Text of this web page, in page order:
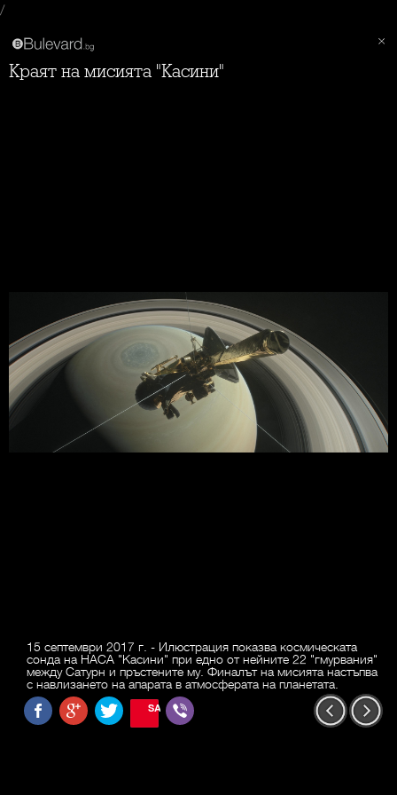
/
Краят на мисията "Касини"
15 септември 2017 г. - Илюстрация показва космическата
сонда на НАСА "Касини" при едно от нейните 22 "гмурвания"
между Сатурн и пръстените му. Финалът на мисията настъпва
с навлизането на апарата в атмосферата на планетата.
SAVE